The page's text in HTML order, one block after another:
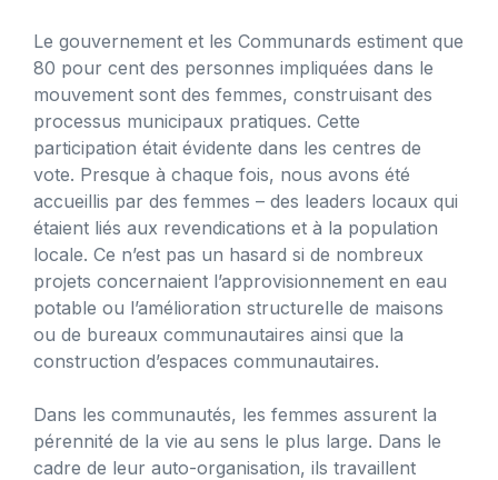
Le gouvernement et les Communards estiment que
80 pour cent des personnes impliquées dans le
mouvement sont des femmes, construisant des
processus municipaux pratiques. Cette
participation était évidente dans les centres de
vote. Presque à chaque fois, nous avons été
accueillis par des femmes – des leaders locaux qui
étaient liés aux revendications et à la population
locale. Ce n’est pas un hasard si de nombreux
projets concernaient l’approvisionnement en eau
potable ou l’amélioration structurelle de maisons
ou de bureaux communautaires ainsi que la
construction d’espaces communautaires.
Dans les communautés, les femmes assurent la
pérennité de la vie au sens le plus large. Dans le
cadre de leur auto-organisation, ils travaillent